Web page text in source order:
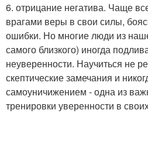
6. отрицание негатива. Чаще
врагами веры в свои силы,
ошибки. Но многие люди из
самого близкого) иногда
неуверенности. Научиться не
скептические замечания и
самоуничижением - одна из
тренировки уверенности в